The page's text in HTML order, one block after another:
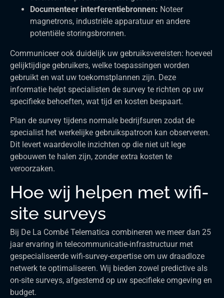
Documenteer interferentiebronnen: Noteer
magnetrons, industriële apparatuur en andere
potentiële storingsbronnen.
Communiceer ook duidelijk uw gebruiksvereisten: hoeveel
gelijktijdige gebruikers, welke toepassingen worden
gebruikt en wat uw toekomstplannen zijn. Deze
informatie helpt specialisten de survey te richten op uw
specifieke behoeften, wat tijd en kosten bespaart.
Plan de survey tijdens normale bedrijfsuren zodat de
specialist het werkelijke gebruikspatroon kan observeren.
Dit levert waardevolle inzichten op die niet uit lege
gebouwen te halen zijn, zonder extra kosten te
veroorzaken.
Hoe wij helpen met wifi-
site surveys
Bij De La Combé Telematica combineren we meer dan 25
jaar ervaring in telecommunicatie-infrastructuur met
gespecialiseerde wifi-survey-expertise om uw draadloze
netwerk te optimaliseren. Wij bieden zowel predictive als
on-site surveys, afgestemd op uw specifieke omgeving en
budget.